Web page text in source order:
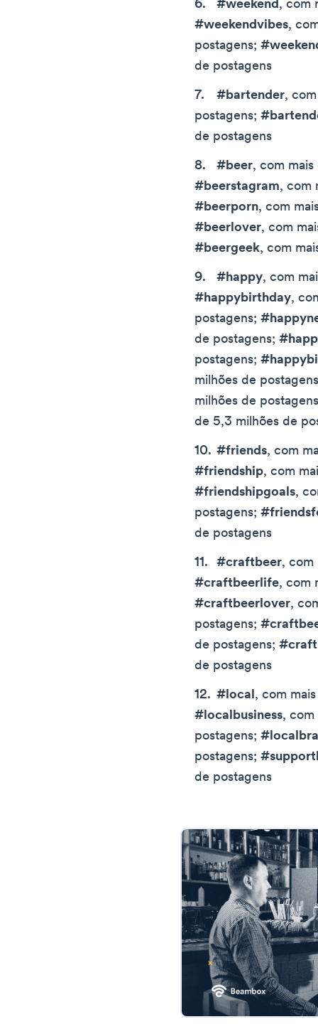
#weekend, com
#weekendvibes,
postagens;
de postagens
#bartender,
postagens;
de postagens
#beer, com
#beerstagram, com
#beerporn, com
#beerlover, com
#beergeek, com
#happy, com
#happybirthday,
postagens;
de postagens;
postagens;
milhões de
milhões de
de 5,3 milhões de
#friends, com
#friendship, com
#friendshipgoals,
postagens;
de postagens
#craftbeer, com
#craftbeerlife, com
#craftbeerlover,
postagens;
de postagens;
de postagens
#local, com
#localbusiness, com
postagens;
postagens;
de postagens